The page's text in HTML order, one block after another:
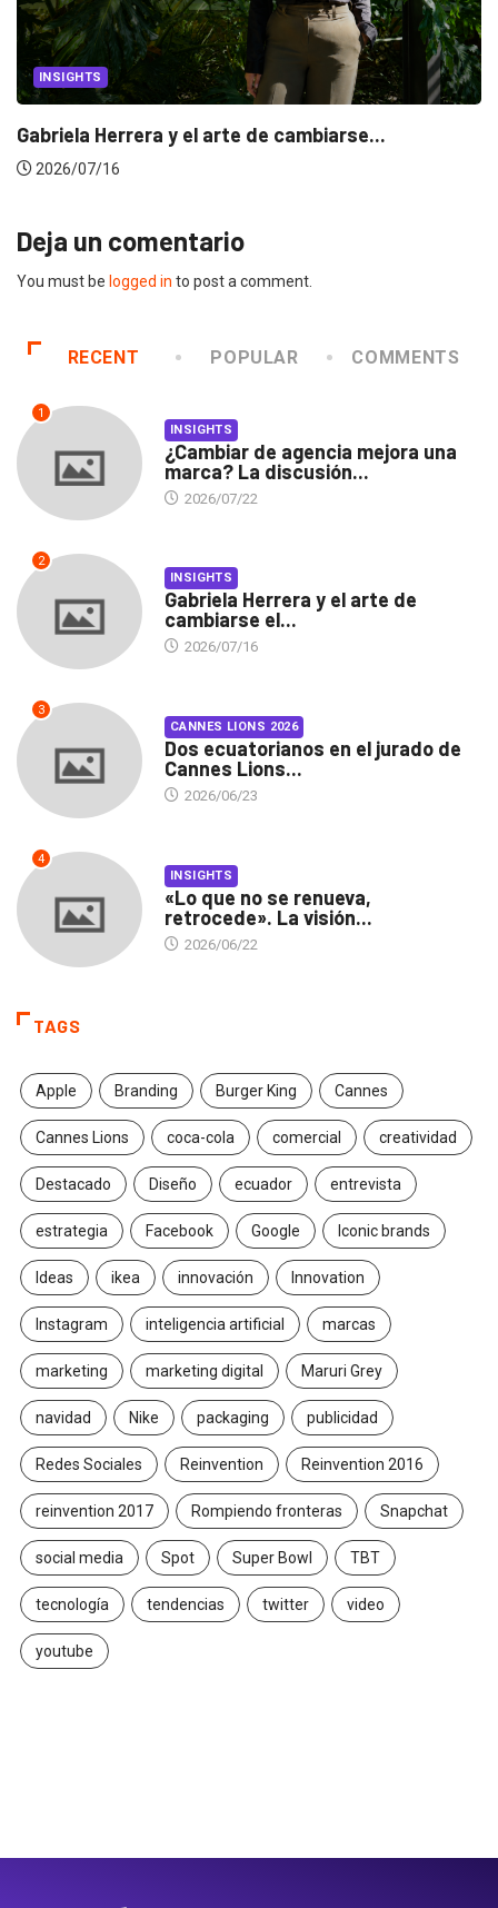
INSIGHTS
Gabriela Herrera y el arte de cambiarse...
2026/07/16
Deja un comentario
You must be logged in to post a comment.
RECENT POPULAR COMMENTS
1
INSIGHTS
¿Cambiar de agencia mejora una
marca? La discusión...
2026/07/22
2
INSIGHTS
Gabriela Herrera y el arte de
cambiarse el...
2026/07/16
3
CANNES LIONS 2026
Dos ecuatorianos en el jurado de
Cannes Lions...
2026/06/23
4
INSIGHTS
«Lo que no se renueva,
retrocede». La visión...
2026/06/22
TAGS
Apple Branding Burger King Cannes
Cannes Lions coca-cola comercial creatividad
Destacado Diseño ecuador entrevista
estrategia Facebook Google Iconic brands
Ideas ikea innovación Innovation
Instagram inteligencia artificial marcas
marketing marketing digital Maruri Grey
navidad Nike packaging publicidad
Redes Sociales Reinvention Reinvention 2016
reinvention 2017 Rompiendo fronteras Snapchat
social media Spot Super Bowl TBT
tecnología tendencias twitter video
youtube